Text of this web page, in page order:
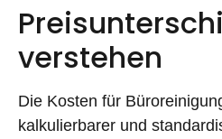
verstehen
Die Kosten für
kalkulierbarer und